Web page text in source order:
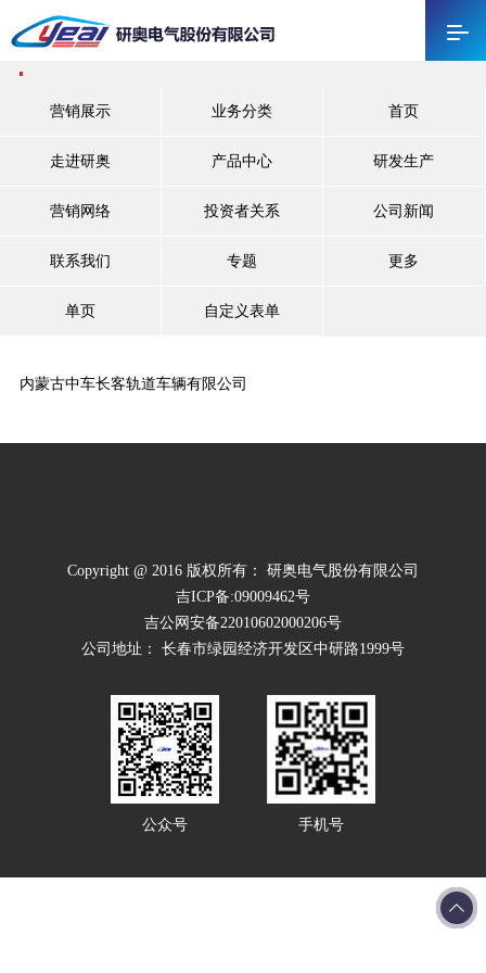
营销展示 业务分类 首页
走进研奥 产品中心 研发生产
营销网络 投资者关系 公司新闻
联系我们 专题 更多
单页 自定义表单
内蒙古中车长客轨道车辆有限公司
Copyright @ 2016 版权所有： 研奥电气股份有限公司
吉ICP备:09009462号
吉公网安备22010602000206号
公司地址： 长春市绿园经济开发区中研路1999号
公众号 手机号